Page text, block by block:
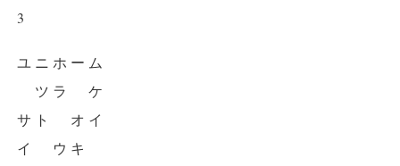
3
ユ ニ ホ ー ム
ツ ラ
ケ
サ ト オ イ
イ
ウ キ